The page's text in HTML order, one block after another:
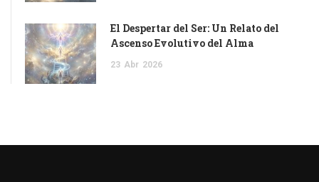
El Despertar del Ser: Un Relato del
Ascenso Evolutivo del Alma
23 Abr 2026